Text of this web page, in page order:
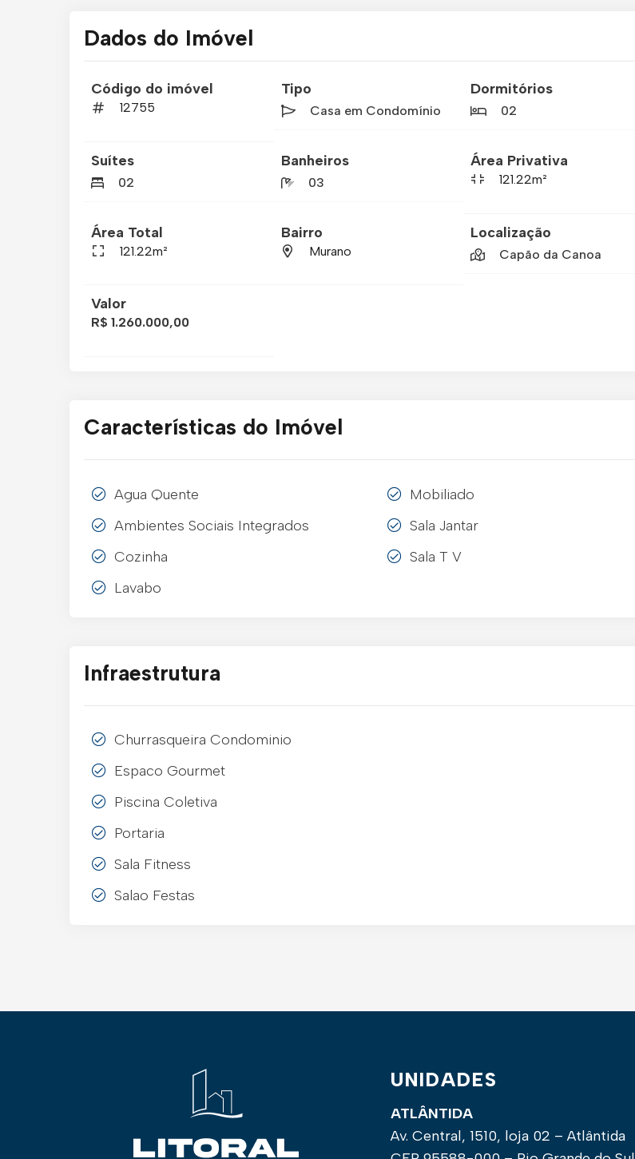
Dados do Imóvel
Código do imóvel
12755
Tipo
Casa em Condomínio
Dormitórios
02
Suítes
02
Banheiros
03
Área Privativa
121.22m²
Área Total
121.22m²
Bairro
Murano
Localização
Capão da Canoa
Valor
R$ 1.260.000,00
Características do Imóvel
Agua Quente
Ambientes Sociais Integrados
Cozinha
Lavabo
Mobiliado
Sala Jantar
Sala T V
Infraestrutura
Churrasqueira Condominio
Espaco Gourmet
Piscina Coletiva
Portaria
Sala Fitness
Salao Festas
UNIDADES
ATLÂNTIDA
Av. Central, 1510, loja 02 – Atlântida